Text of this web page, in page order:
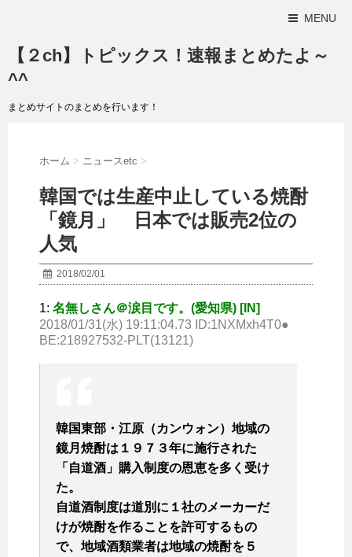
MENU
【２ch】トピックス！速報まとめたよ～
^^
まとめサイトのまとめを行います！
ホーム > ニュースetc >
韓国では生産中止している焼酎
「鏡月」 日本では販売2位の
人気
2018/02/01
1: 名無しさん＠涙目です。(愛知県) [IN]
2018/01/31(水) 19:11:04.73 ID:1NXMxh4T0●
BE:218927532-PLT(13121)
韓国東部・江原（カンウォン）地域の
鏡月焼酎は１９７３年に施行された
「自道酒」購入制度の恩恵を多く受け
た。
自道酒制度は道別に１社のメーカーだ
けが焼酎を作ることを許可するもの
で、地域酒類業者は地域の焼酎を５